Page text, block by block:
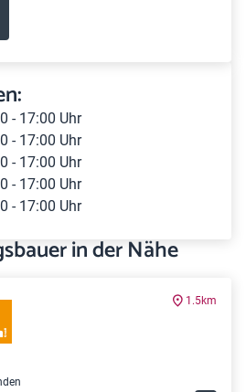
- 17:00 Uhr
- 17:00 Uhr
- 17:00 Uhr
- 17:00 Uhr
- 17:00 Uhr
in der Nähe
1.5km